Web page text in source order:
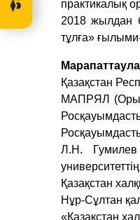
практикалық
2018 жылдан
тұлға»
Қазақстан
МАПРЯЛ (Орыс
Л.Н.
Қазақстан
Нұр-Сұлтан
«Қазақстан